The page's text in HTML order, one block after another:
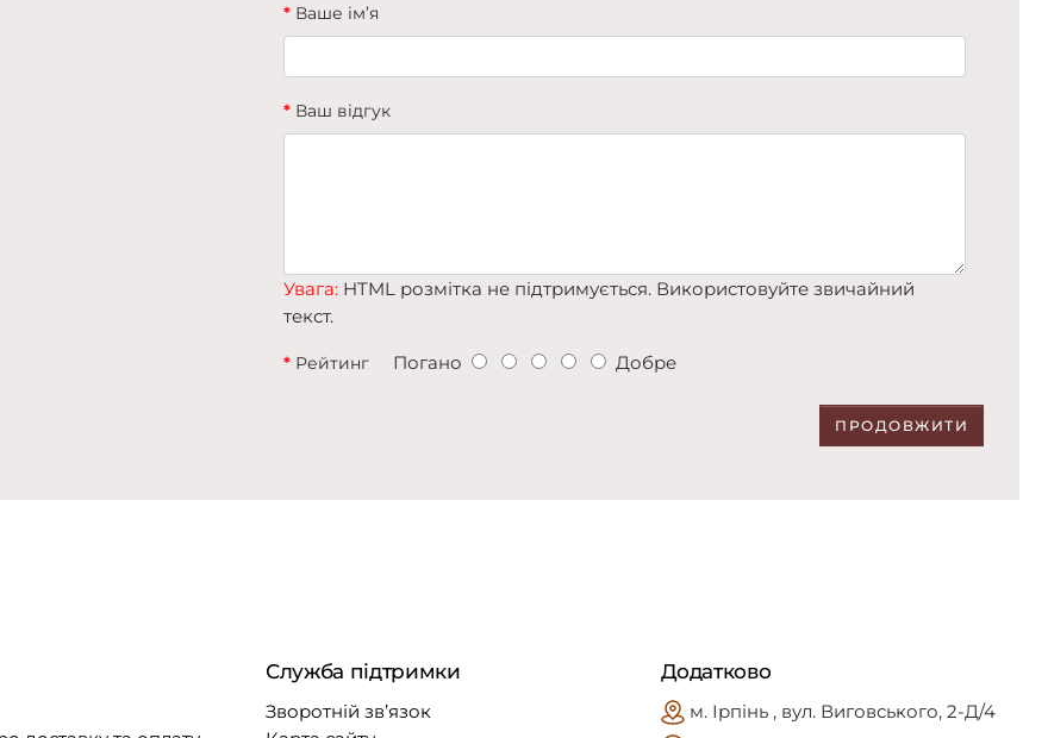
Ваше ім’я
Ваш відгук
Увага: HTML розмітка не підтримується. Використовуйте звичайний
текст.
Рейтинг Погано Добре
ПРОДОВЖИТИ
Служба підтримки
Зворотній зв’язок
Додатково
м. Ірпінь , вул. Виговського, 2-Д/4